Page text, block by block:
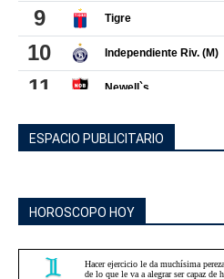
ESPACIO PUBLICITARIO
HOROSCOPO HOY